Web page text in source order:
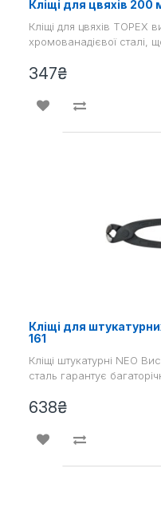
Кліщі для цвяхів 200
Кліщі для цвяхів TOPEX
хромованадієвої сталі,
347₴
Кліщі для
161
Кліщі штукатурні NEO
сталь гарантує
638₴